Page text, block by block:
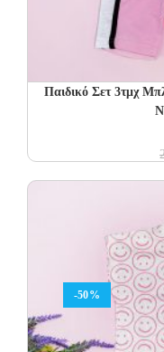
Παιδικό Σετ 3τμχ
-50%